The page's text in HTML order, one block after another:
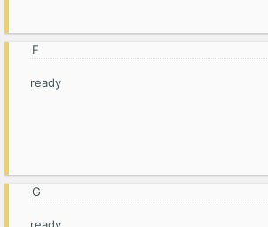
ready